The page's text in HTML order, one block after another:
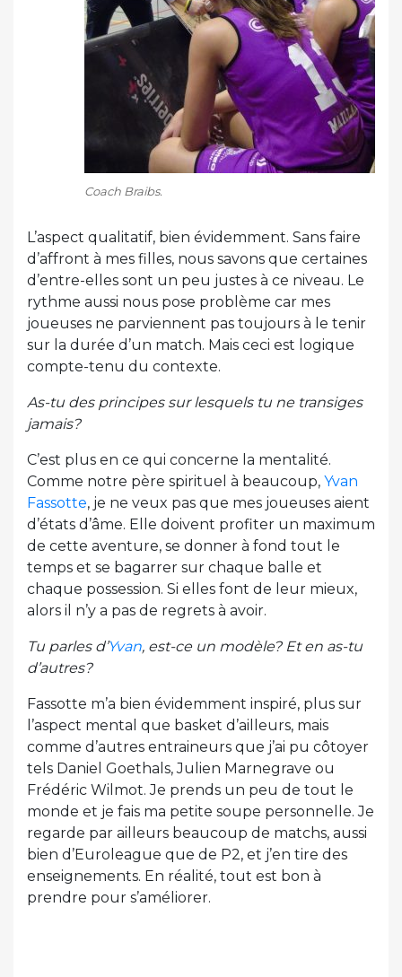
Coach Braibs.
L’aspect qualitatif, bien évidemment. Sans faire
d’affront à mes filles, nous savons que certaines
d’entre-elles sont un peu justes à ce niveau. Le
rythme aussi nous pose problème car mes
joueuses ne parviennent pas toujours à le tenir
sur la durée d’un match. Mais ceci est logique
compte-tenu du contexte.
As-tu des principes sur lesquels tu ne transiges
jamais?
C’est plus en ce qui concerne la mentalité.
Comme notre père spirituel à beaucoup, Yvan
Fassotte, je ne veux pas que mes joueuses aient
d’états d’âme. Elle doivent profiter un maximum
de cette aventure, se donner à fond tout le
temps et se bagarrer sur chaque balle et
chaque possession. Si elles font de leur mieux,
alors il n’y a pas de regrets à avoir.
Tu parles d’Yvan, est-ce un modèle? Et en as-tu
d’autres?
Fassotte m’a bien évidemment inspiré, plus sur
l’aspect mental que basket d’ailleurs, mais
comme d’autres entraineurs que j’ai pu côtoyer
tels Daniel Goethals, Julien Marnegrave ou
Frédéric Wilmot. Je prends un peu de tout le
monde et je fais ma petite soupe personnelle. Je
regarde par ailleurs beaucoup de matchs, aussi
bien d’Euroleague que de P2, et j’en tire des
enseignements. En réalité, tout est bon à
prendre pour s’améliorer.